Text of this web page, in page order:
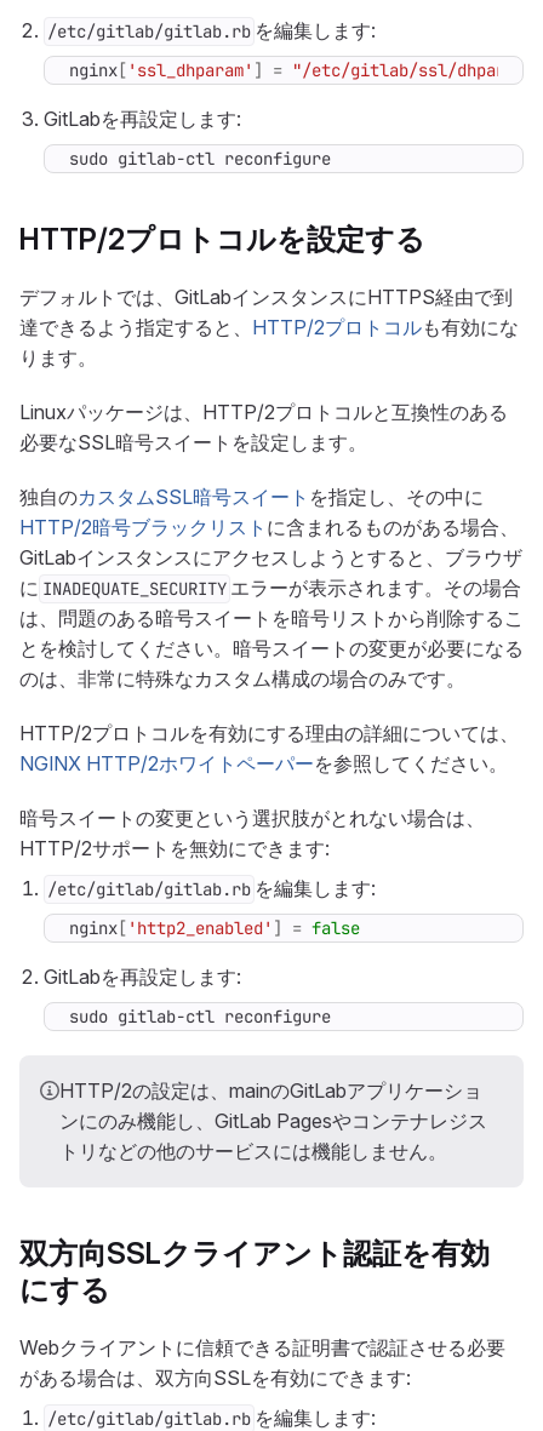
/etc/gitlab/gitlab.rb を編集します:
nginx[ 'ssl_dhparam' ] = "/etc/gitlab/ssl/
GitLabを再設定します:
sudo gitlab-ctl reconfigure
HTTP/2プロトコルを設定する
デフォルトでは、GitLabインスタンスにHTTPS経由で到
達できるよう指定すると、 HTTP/2プロトコルも有効にな
ります。
Linuxパッケージは、HTTP/2プロトコルと互換性のある
必要なSSL暗号スイートを設定します。
独自のカスタムSSL暗号スイート を指定し、その中に
HTTP/2暗号ブラックリスト に含まれるものがある場合、
GitLabインスタンスにアクセスしようとすると、ブラウザ
に INADEQUATE_SECURITY エラーが表示されます。その場合
は、問題のある暗号スイートを暗号リストから削除するこ
とを検討してください。暗号スイートの変更が必要になる
のは、非常に特殊なカスタム構成の場合のみです。
HTTP/2プロトコルを有効にする理由の詳細については、
NGINX HTTP/2ホワイトペーパーを参照してください。
暗号スイートの変更という選択肢がとれない場合は、
HTTP/2サポートを無効にできます:
/etc/gitlab/gitlab.rb を編集します:
nginx[ 'http2_enabled' ] = false
GitLabを再設定します:
sudo gitlab-ctl reconfigure
HTTP/2の設定は、mainのGitLabアプリケーショ
ンにのみ機能し、GitLab Pagesやコンテナレジス
トリなどの他のサービスには機能しません。
双方向SSLクライアント認証を有効
にする
Webクライアントに信頼できる証明書で認証させる必要
がある場合は、双方向SSLを有効にできます:
/etc/gitlab/gitlab.rb を編集します: